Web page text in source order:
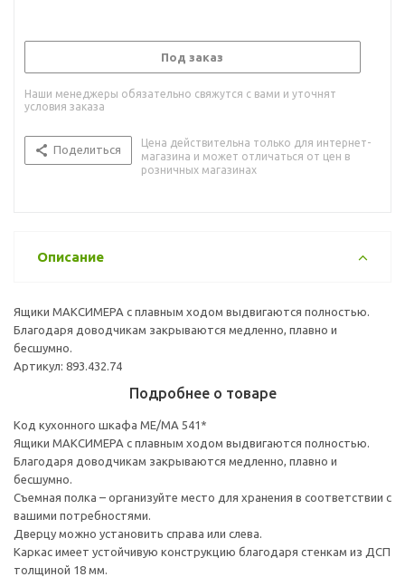
Под заказ
Наши менеджеры обязательно свяжутся с вами и уточнят
условия заказа
Поделиться
Цена действительна только для интернет-
магазина и может отличаться от цен в
розничных магазинах
Описание
Ящики МАКСИМЕРА с плавным ходом выдвигаются полностью.
Благодаря доводчикам закрываются медленно, плавно и
бесшумно.
Артикул: 893.432.74
Подробнее о товаре
Код кухонного шкафа ME/MA 541*
Ящики МАКСИМЕРА с плавным ходом выдвигаются полностью.
Благодаря доводчикам закрываются медленно, плавно и
бесшумно.
Съемная полка – организуйте место для хранения в соответствии с
вашими потребностями.
Дверцу можно установить справа или слева.
Каркас имеет устойчивую конструкцию благодаря стенкам из ДСП
толщиной 18 мм.